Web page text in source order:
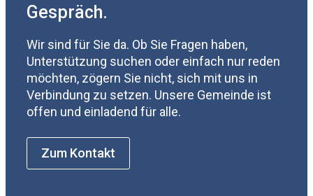
Gespräch.
Wir sind für Sie da. Ob Sie Fragen haben,
Unterstützung suchen oder einfach nur reden
möchten, zögern Sie nicht, sich mit uns in
Verbindung zu setzen. Unsere Gemeinde ist
offen und einladend für alle.
Zum Kontakt